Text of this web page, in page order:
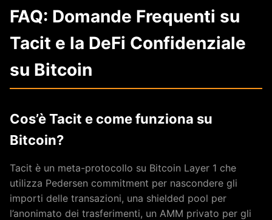
FAQ: Domande Frequenti su
Tacit e la DeFi Confidenziale
su Bitcoin
Cos’è Tacit e come funziona su
Bitcoin?
Tacit è un meta-protocollo su Bitcoin Layer 1 che
utilizza Pedersen commitment per nascondere gli
importi delle transazioni, una shielded pool per
l’anonimato dei trasferimenti, un AMM privato per gli